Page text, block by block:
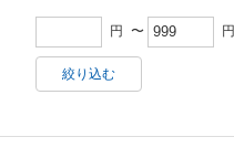
円 〜 円
絞り込む